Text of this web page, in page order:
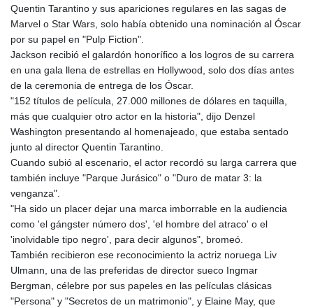
Quentin Tarantino y sus apariciones regulares en las sagas de
Marvel o Star Wars, solo había obtenido una nominación al Óscar
por su papel en "Pulp Fiction".
Jackson recibió el galardón honorífico a los logros de su carrera
en una gala llena de estrellas en Hollywood, solo dos días antes
de la ceremonia de entrega de los Óscar.
"152 títulos de película, 27.000 millones de dólares en taquilla,
más que cualquier otro actor en la historia", dijo Denzel
Washington presentando al homenajeado, que estaba sentado
junto al director Quentin Tarantino.
Cuando subió al escenario, el actor recordó su larga carrera que
también incluye "Parque Jurásico" o "Duro de matar 3: la
venganza".
"Ha sido un placer dejar una marca imborrable en la audiencia
como 'el gángster número dos', 'el hombre del atraco' o el
'inolvidable tipo negro', para decir algunos", bromeó.
También recibieron ese reconocimiento la actriz noruega Liv
Ulmann, una de las preferidas de director sueco Ingmar
Bergman, célebre por sus papeles en las películas clásicas
"Persona" y "Secretos de un matrimonio", y Elaine May, que